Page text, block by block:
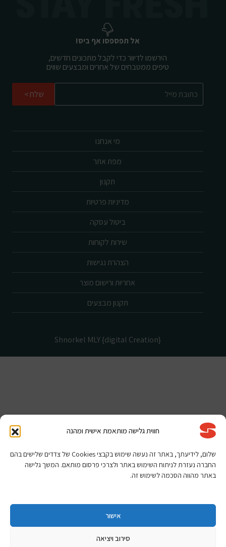
חווית גלישה מותאמת אישית ומהנה
שלום, לידיעתך, באתר זה נעשה שימוש בקבצי Cookies של צדדים שלישים בהם
החברה נעזרת לניתוח השימוש באתר ולצרכי פרסום מותאם. המשך גלישה
באתר מהווה הסכמה לשימוש זה.
אישור
סירוב ויציאה
מי אנחנו
מפת אתר
תקנון
מדיניות פרטיות
ביטול עסקה
שירות לקוחות
הצהרת נגישות
אחריות ורישום מוצר
תקנון מבצעים
אל תפספסו אף ביס!
הירשמו לדיוור כדי לקבל מתכונים חדשים,
טיפים ממטבחים של אחרים ומבצעים שווים
שלח
Shnorkel MLY {digital Creation}